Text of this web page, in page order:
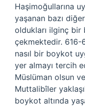
Haşimoğullarına
yaşanan bazı
oldukları ilginç bir
çekmektedir. 616-
nasıl bir boykot
yer almayı tercih
Müslüman olsun
Muttalibîler
boykot altında